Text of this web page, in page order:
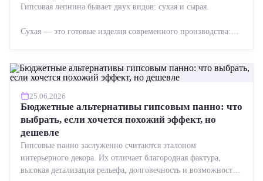
Гипсовая лепнина бывает двух видов: сухая и сырая.
Сухая — это готовые изделия современного производства:
25.06.2026
Бюджетные альтернативы гипсовым панно: что
выбрать, если хочется похожий эффект, но
дешевле
Гипсовые панно заслуженно считаются эталоном
интерьерного декора. Их отличает благородная фактура,
высокая детализация рельефа, долговечность и возможность